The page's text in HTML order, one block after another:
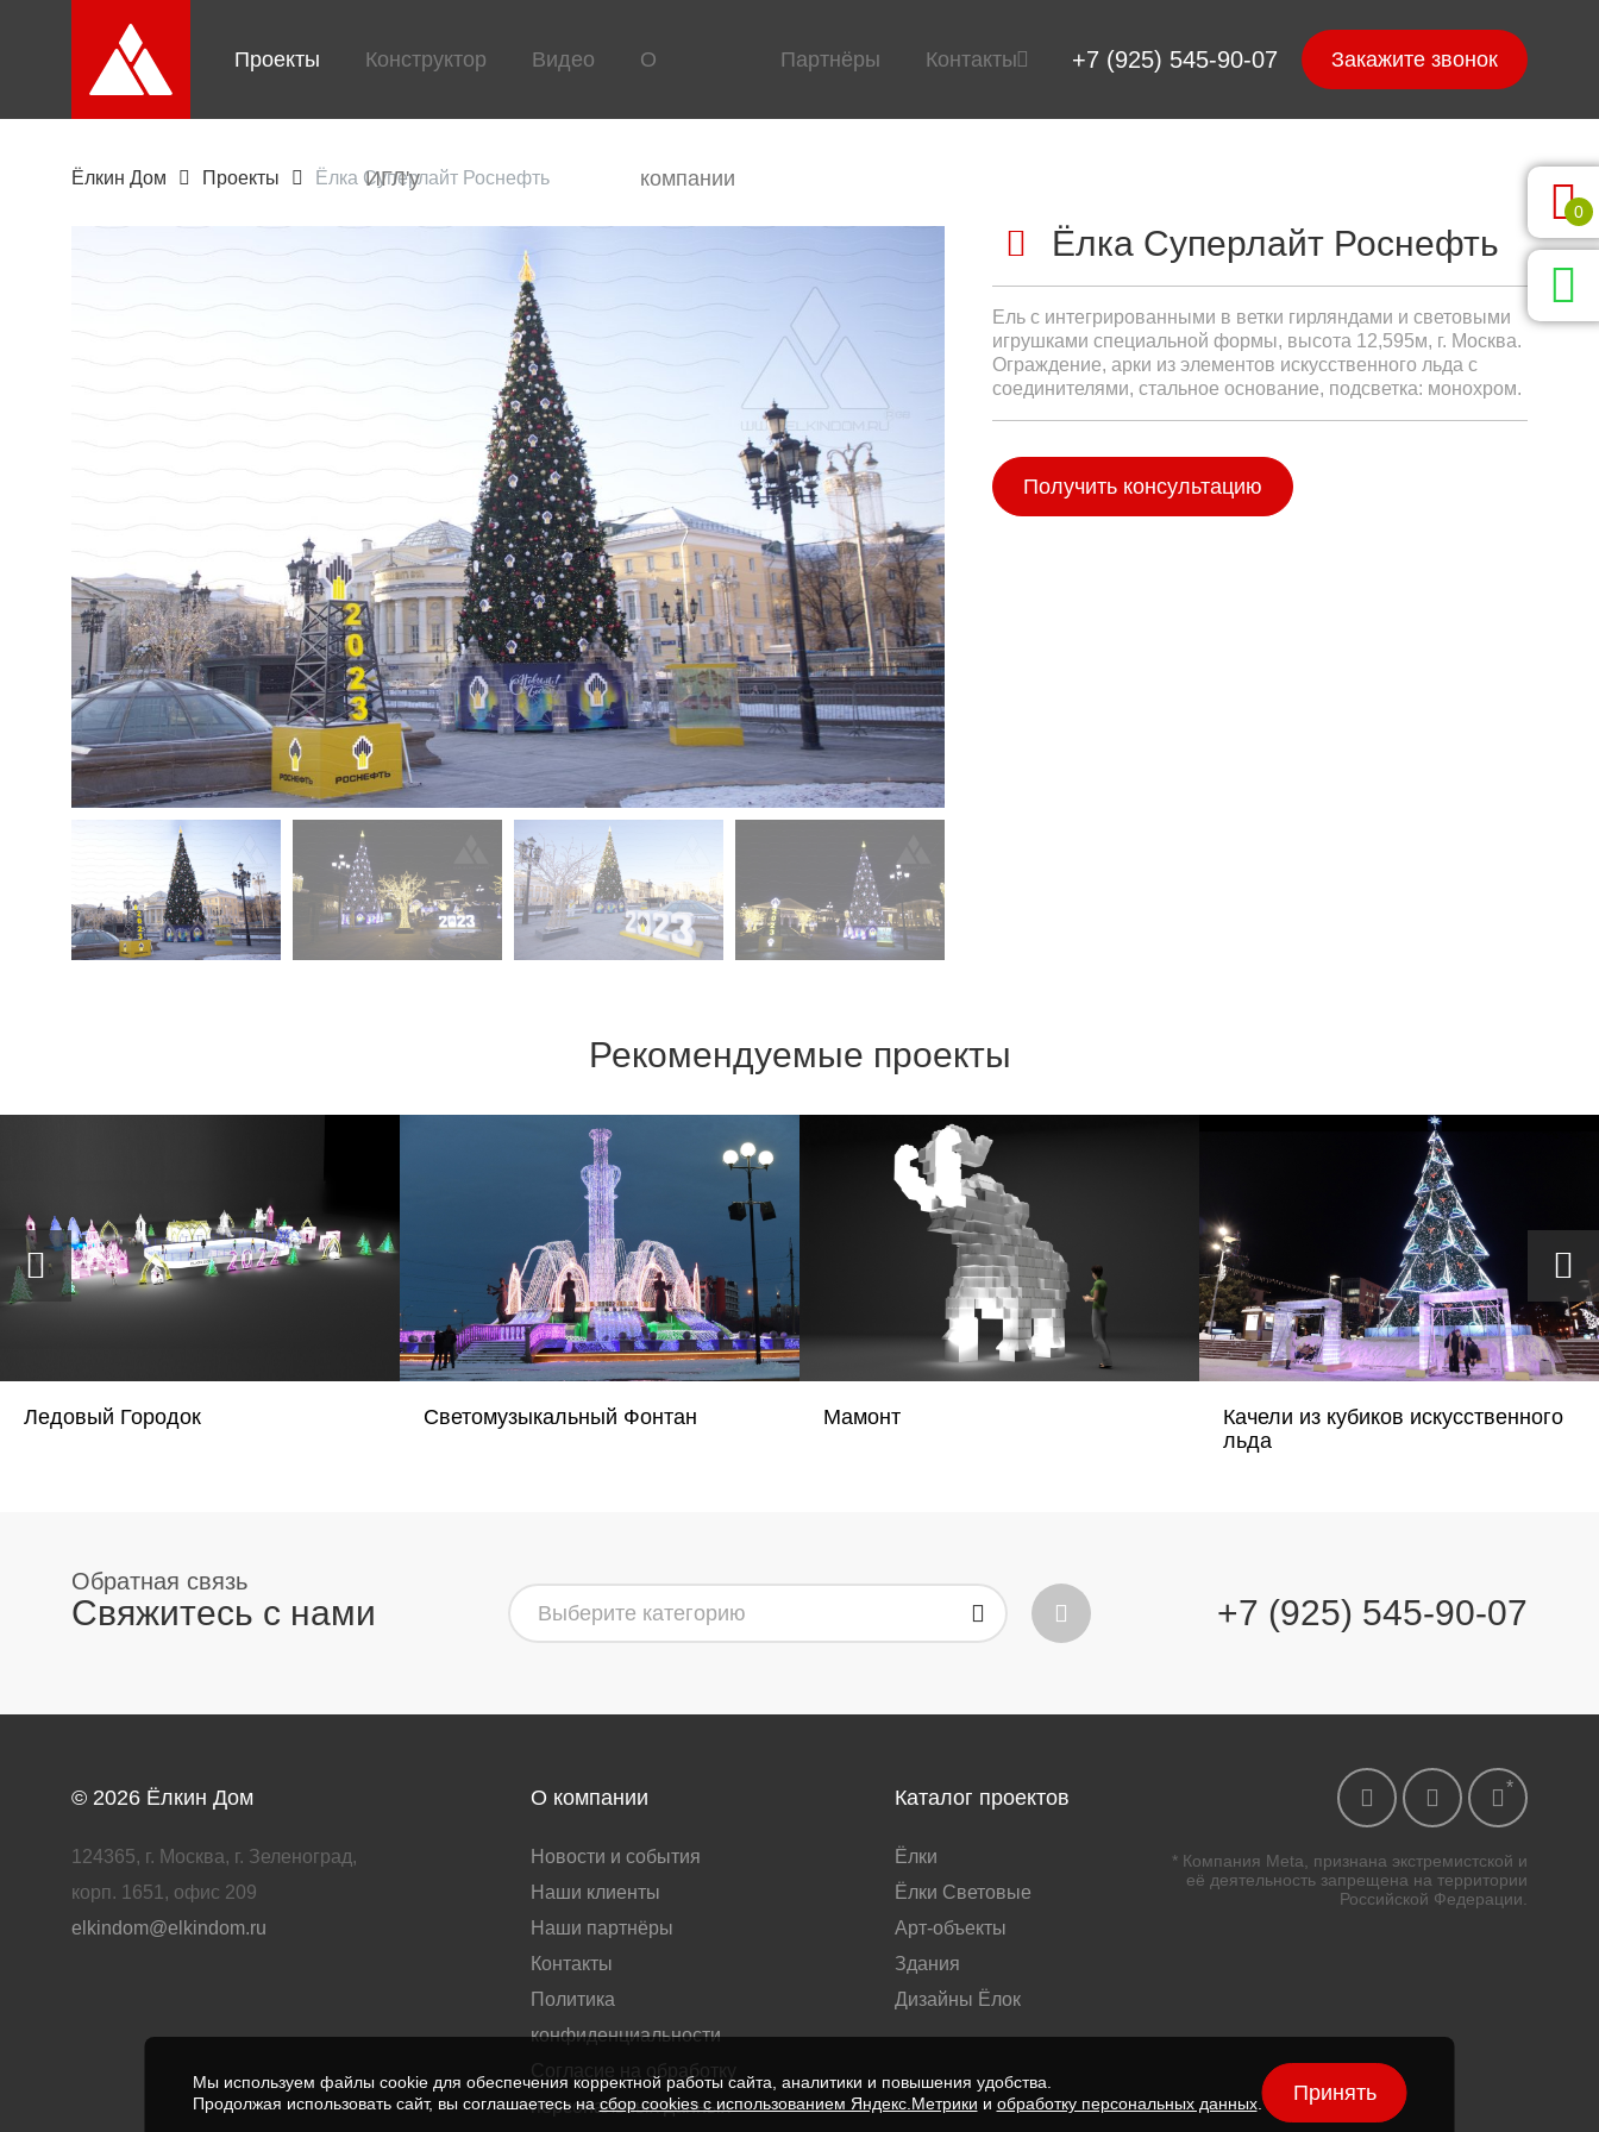
0
+7 (925) 545-90-07
Проекты Конструктор
ИГЛ'у
Видео О
компании
Партнёры Контакты
Ёлкин Дом Проекты Ёлка Суперлайт Роснефть
Ёлка Суперлайт Роснефть
Ель с интегрированными в ветки гирляндами и световыми
игрушками специальной формы, высота 12,595м, г. Москва.
Ограждение, арки из элементов искусственного льда с
соединителями, стальное основание, подсветка: монохром.
Получить консультацию
Рекомендуемые проекты
Ледовый Городок Светомузыкальный Фонтан Мамонт
Качели из кубиков искусственного
льда
Свяжитесь с нами Выберите категорию +7 (925) 545-90-07
© 2026 Ёлкин Дом
124365, г. Москва, г. Зеленоград,
корп. 1651, офис 209
elkindom@elkindom.ru
О компании
Новости и события
Наши клиенты
Наши партнёры
Контакты
Политика
конфиденциальности
Согласие на обработку
персональных данных
Каталог проектов
Ёлки
Ёлки Световые
Арт-объекты
Здания
Дизайны Ёлок
* Компания Meta, признана экстремистской и
её деятельность запрещена на территории
Российской Федерации.
Мы используем файлы cookie для обеспечения корректной работы сайта, аналитики и повышения удобства.
Продолжая использовать сайт, вы соглашаетесь насбор cookies с использованием Яндекс.Метрики и обработку персональных данных. Принять